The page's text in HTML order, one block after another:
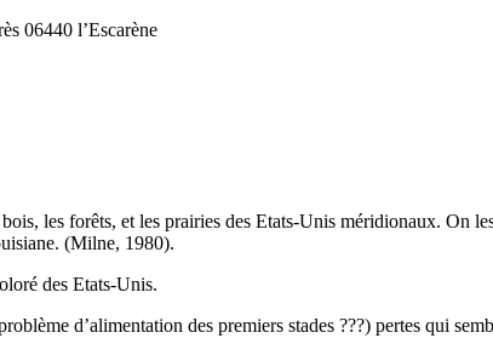
06440 l’Escarène
les forêts, et les prairies des Etats-Unis méridionaux. On
(Milne, 1980).
des Etats-Unis.
d’alimentation des premiers stades ???) pertes qui